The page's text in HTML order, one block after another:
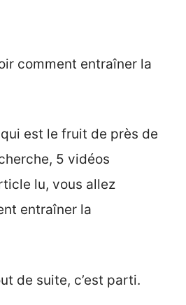
comment entraîner la
est le fruit de près de
5 vidéos
lu, vous allez
entraîner la
de suite, c’est parti.